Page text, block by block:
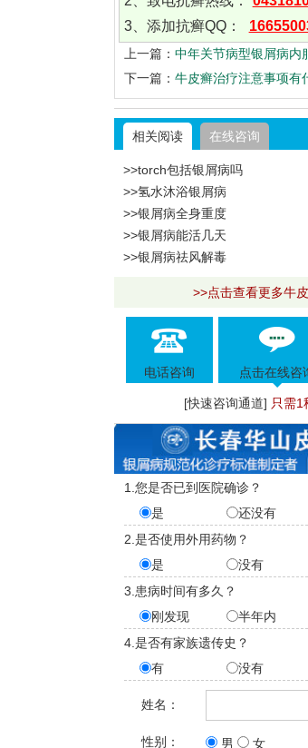
3、添加抗癣QQ：
上一篇： 中年关节病型银屑病内
下一篇： 牛皮癣治疗注意事项有
相关阅读 在线咨询
>>torch包括银屑病吗
>>氢水沐浴银屑病
>>银屑病全身重度
>>银屑病能活几天
>>银屑病祛风解毒
>>点击查看更多牛
电话咨询 点击在线咨
[快速咨询通道] 只需1
1.您是否已到医院确诊？
是
还没有
2.是否使用外用药物？
是
没有
3.患病时间有多久？
刚发现
半年内
4.是否有家族遗传史？
有
没有
姓名：
性别： 男 女